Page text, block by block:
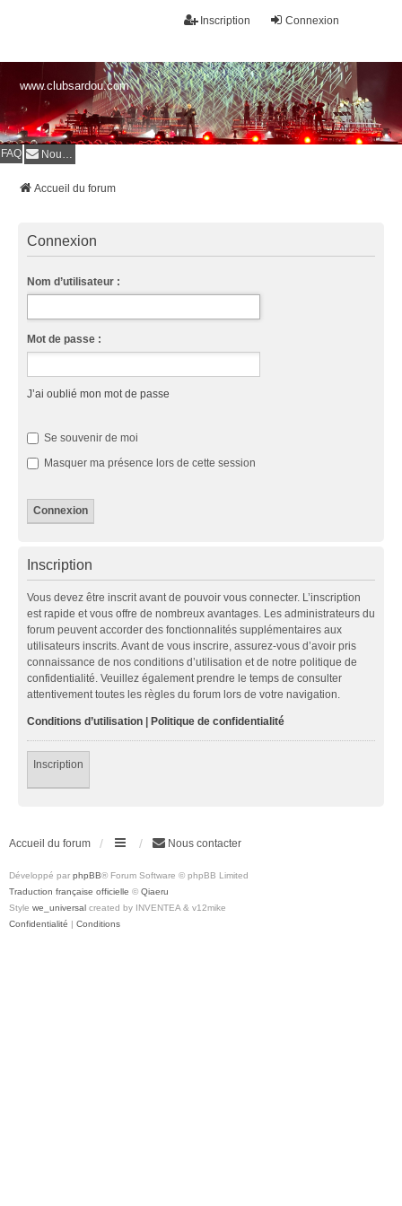
Connexion
Inscription
www.clubsardou.com
FAQ Nous contacter
Accueil du forum
Connexion
Nom d’utilisateur :
Mot de passe :
J’ai oublié mon mot de passe
Se souvenir de moi
Masquer ma présence lors de cette session
Inscription
Vous devez être inscrit avant de pouvoir vous connecter. L’inscription
est rapide et vous offre de nombreux avantages. Les administrateurs du
forum peuvent accorder des fonctionnalités supplémentaires aux
utilisateurs inscrits. Avant de vous inscrire, assurez-vous d’avoir pris
connaissance de nos conditions d’utilisation et de notre politique de
confidentialité. Veuillez également prendre le temps de consulter
attentivement toutes les règles du forum lors de votre navigation.
Conditions d’utilisation | Politique de confidentialité
Inscription
Accueil du forum Nous contacter
Développé par phpBB® Forum Software © phpBB Limited
Traduction française officielle © Qiaeru
Style we_universal created by INVENTEA & v12mike
Confidentialité | Conditions